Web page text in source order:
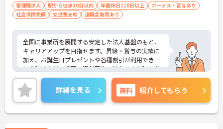
管理職求人 駅から徒歩10分以内 年間休日110日以上
ボーナス・賞与あり
社会保険完備
交通費支給 退職金制度あり
全国に事業所を展開する安定した法人基盤のもと、
キャリアアップを目指せます。昇給・賞与の実績に
加え、お誕生日プレゼントや各種割引が利用できる
組合制度など、手厚い福利厚生も魅力。定年制を撤
廃しているため、腰を据えて長くご活躍いただけま
す。これまでの経験を活かして施設運営や人材育成
に挑戦したい方、チームで何かを創り上げるのが好
きな方におすすめです。ご興味のある方は詳細等を
お伝えしますので、お気軽にお問い合わせくださ
詳細を見る 無料 紹介してもらう